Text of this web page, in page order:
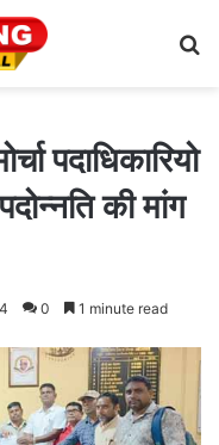
पदाधिकारियो
की मांग
0 1 minute read